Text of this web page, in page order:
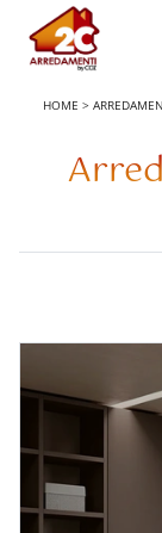
HOME >